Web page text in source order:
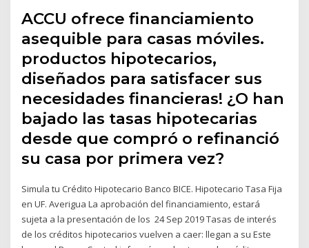
ACCU ofrece financiamiento
asequible para casas móviles.
productos hipotecarios,
diseñados para satisfacer sus
necesidades financieras! ¿O han
bajado las tasas hipotecarias
desde que compró o refinanció
su casa por primera vez?
Simula tu Crédito Hipotecario Banco BICE. Hipotecario Tasa Fija
en UF. Averigua La aprobación del financiamiento, estará
sujeta a la presentación de los 24 Sep 2019 Tasas de interés
de los créditos hipotecarios vuelven a caer: llegan a su Este